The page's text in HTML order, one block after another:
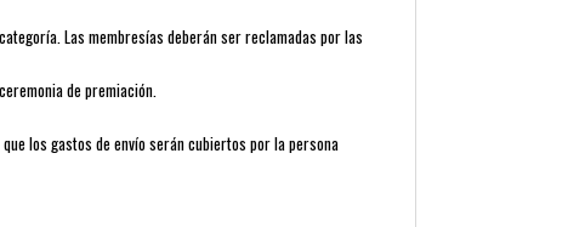
Las membresías deberán ser reclamadas por las
de premiación.
los gastos de envío serán cubiertos por la persona